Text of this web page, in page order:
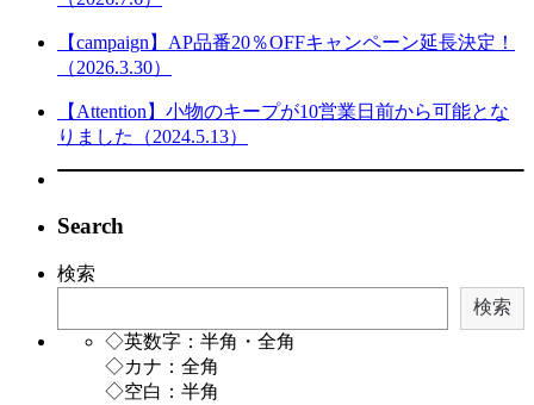
【campaign】AP品番20％OFFキャンペーン延長決定！
（2026.3.30）
【Attention】小物のキープが10営業日前から可能とな
りました（2024.5.13）
Search
検索
検索
◇英数字：半角・全角
◇カナ：全角
◇空白：半角